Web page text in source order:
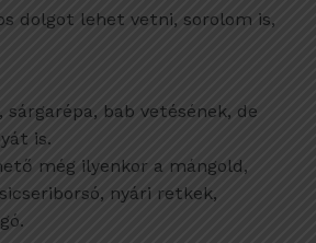
dolgot lehet vetni, sorolom is,
bab vetésének, de
is.
még ilyenkor a mángold,
nyári retkek,